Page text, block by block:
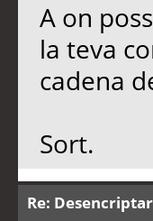
A on
la teva
cadena
Sort.
Re: